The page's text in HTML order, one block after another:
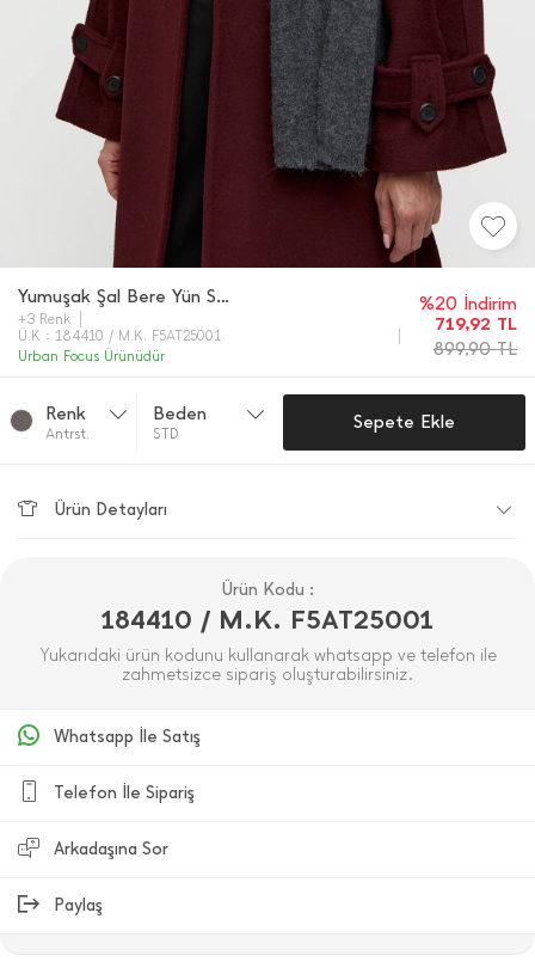
Yumuşak Şal Bere Yün Set
+3 Renk
Ü.K : 184410 / M.K. F5AT25001
Urban Focus Ürünüdür
%20 İndirim
719,92 TL
899,90TL
Renk
Antrst.
Beden
STD
Sepete Ekle
Ürün Detayları
Ürün Kodu :
184410 / M.K. F5AT25001
Yukarıdaki ürün kodunu kullanarak whatsapp ve telefon ile
zahmetsizce sipariş oluşturabilirsiniz.
Whatsapp İle Satış
Telefon İle Sipariş
Arkadaşına Sor
Paylaş